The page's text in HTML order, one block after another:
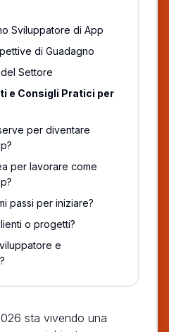
Sviluppatore di App
di Guadagno
Settore
e Consigli Pratici per
per diventare
per lavorare come
passi per iniziare?
o progetti?
e
sta vivendo una